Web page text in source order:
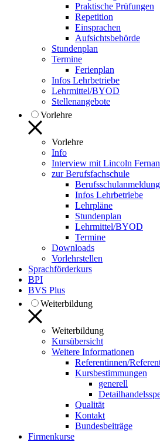
Praktische Prüfungen
Repetition
Einsprachen
Aufsichtsbehörde
Stundenplan
Termine
Ferienplan
Infos Lehrbetriebe
Lehrmittel/BYOD
Stellenangebote
Vorlehre
Vorlehre
Info
Interview mit Lincoln
zur Berufsfachschule
Berufsschulanmeldung
Infos Lehrbetriebe
Lehrpläne
Stundenplan
Lehrmittel/BYOD
Termine
Downloads
Vorlehrstellen
Sprachförderkurs
BPI
BVS Plus
Weiterbildung
Weiterbildung
Kursübersicht
Weitere Informationen
Referentinnen/
Kursbestimmungen
generell
Qualität
Kontakt
Bundesbeiträge
Firmenkurse